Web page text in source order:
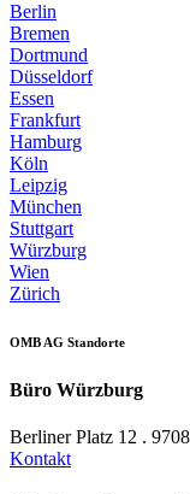
Berlin
Bremen
Dortmund
Düsseldorf
Essen
Frankfurt
Hamburg
Köln
Leipzig
München
Stuttgart
Würzburg
Wien
Zürich
OMB AG Standorte
Büro Würzburg
Berliner Platz 12 .
Kontakt